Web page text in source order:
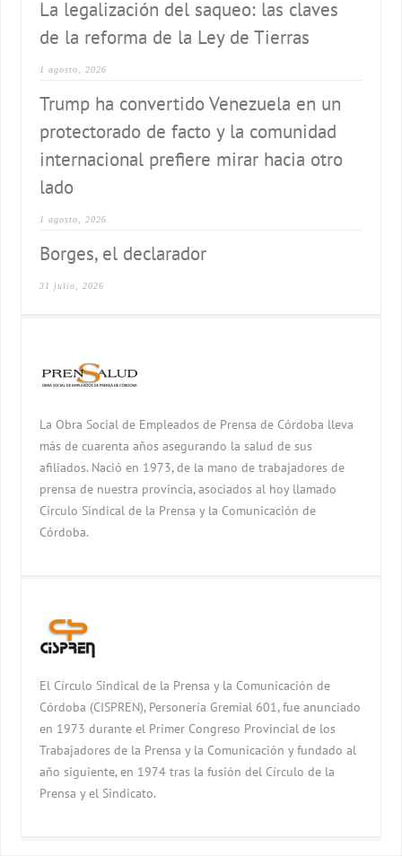
La legalización del saqueo: las claves
de la reforma de la Ley de Tierras
1 agosto, 2026
Trump ha convertido Venezuela en un
protectorado de facto y la comunidad
internacional prefiere mirar hacia otro
lado
1 agosto, 2026
Borges, el declarador
31 julio, 2026
La Obra Social de Empleados de Prensa de Córdoba lleva
más de cuarenta años asegurando la salud de sus
afiliados. Nació en 1973, de la mano de trabajadores de
prensa de nuestra provincia, asociados al hoy llamado
Círculo Sindical de la Prensa y la Comunicación de
Córdoba.
El Círculo Sindical de la Prensa y la Comunicación de
Córdoba (CISPREN), Personería Gremial 601, fue anunciado
en 1973 durante el Primer Congreso Provincial de los
Trabajadores de la Prensa y la Comunicación y fundado al
año siguiente, en 1974 tras la fusión del Círculo de la
Prensa y el Sindicato.